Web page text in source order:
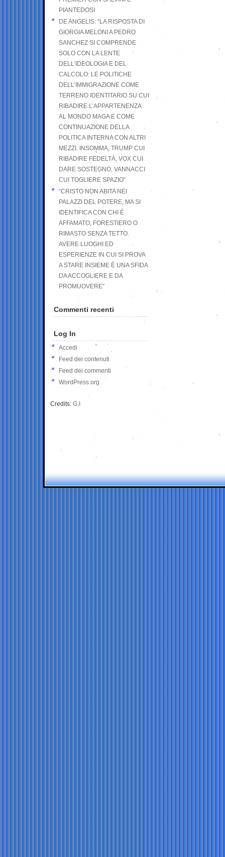
PIANTEDOSI
DE ANGELIS: “LA RISPOSTA DI
GIORGIA MELONI A PEDRO
SANCHEZ SI COMPRENDE
SOLO CON LA LENTE
DELL’IDEOLOGIA E DEL
CALCOLO: LE POLITICHE
DELL’IMMIGRAZIONE COME
TERRENO IDENTITARIO SU CUI
RIBADIRE L’APPARTENENZA
AL MONDO MAGA E COME
CONTINUAZIONE DELLA
POLITICA INTERNA CON ALTRI
MEZZI. INSOMMA, TRUMP CUI
RIBADIRE FEDELTÀ, VOX CUI
DARE SOSTEGNO, VANNACCI
CUI TOGLIERE SPAZIO”
“CRISTO NON ABITA NEI
PALAZZI DEL POTERE, MA SI
IDENTIFICA CON CHI È
AFFAMATO, FORESTIERO O
RIMASTO SENZA TETTO.
AVERE LUOGHI ED
ESPERIENZE IN CUI SI PROVA
A STARE INSIEME È UNA SFIDA
DA ACCOGLIERE E DA
PROMUOVERE”
Commenti recenti
Log In
Accedi
Feed dei contenuti
Feed dei commenti
WordPress.org
Credits: G.I